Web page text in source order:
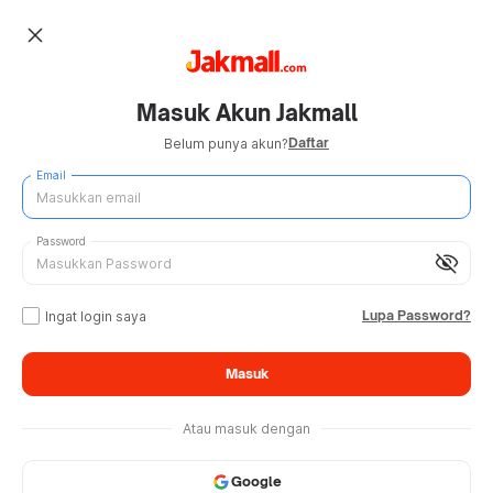
close
Masuk Akun Jakmall
Belum punya akun?Daftar
Email
visibility_off
Password
Ingat login saya Lupa Password?
Masuk
Atau masuk dengan
Google